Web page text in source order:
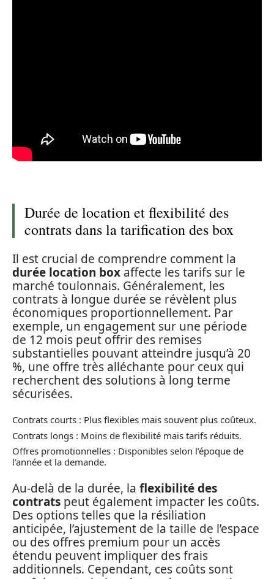
Durée de location et flexibilité des
contrats dans la tarification des box
Il est crucial de comprendre comment la
durée location box affecte les tarifs sur le
marché toulonnais. Généralement, les
contrats à longue durée se révèlent plus
économiques proportionnellement. Par
exemple, un engagement sur une période
de 12 mois peut offrir des remises
substantielles pouvant atteindre jusqu’à 20
%, une offre très alléchante pour ceux qui
recherchent des solutions à long terme
sécurisées.
Contrats courts : Plus flexibles mais souvent plus coûteux.
Contrats longs : Moins de flexibilité mais tarifs réduits.
Offres promotionnelles : Disponibles selon l’époque de
l’année et la demande.
Au-delà de la durée, la flexibilité des
contrats peut également impacter les coûts.
Des options telles que la résiliation
anticipée, l’ajustement de la taille de l’espace
ou des offres premium pour un accès
étendu peuvent impliquer des frais
additionnels. Cependant, ces coûts sont